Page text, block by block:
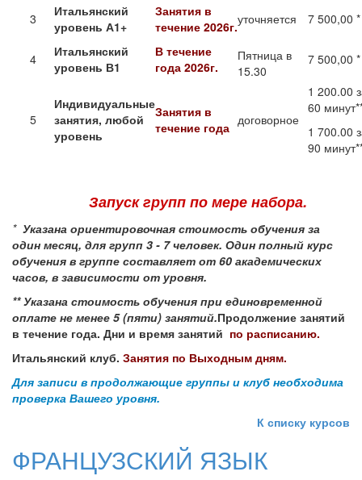
3
Итальянский
уровень А1+
Занятия в
течение 2026г.уточняется 7 500,00 *
4
Итальянский
уровень В1
В течение
года 2026г.
Пятница в
15.30
7 500,00 *
5
Индивидуальные
занятия, любой
уровень
Занятия в
течение года договорное
1 200.00
60
1 700.00
90
Запуск групп по мере набора.
* Указана ориентировочная стоимость обучения за
один месяц, для групп 3 - 7 человек. Один полный курс
обучения в группе составляет от 60 академических
часов, в зависимости от уровня.
** Указана стоимость обучения при единовременной
оплате не менее 5 (пяти) занятий.Продолжение занятий
в течение года. Дни и время занятий по расписанию.
Итальянский клуб. Занятия по Выходным дням.
Для записи в продолжающие группы и клуб необходима
проверка Вашего уровня.
К списку курсов
ФРАНЦУЗСКИЙ ЯЗЫК